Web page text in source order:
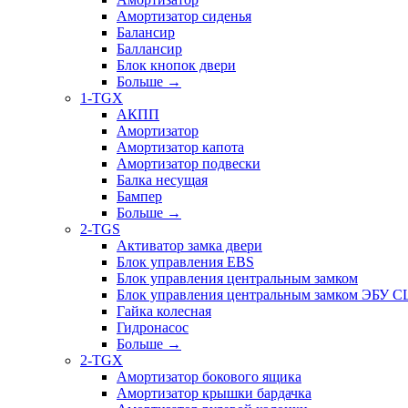
Амортизатор сиденья
Балансир
Баллансир
Блок кнопок двери
Больше →
1-TGX
АКПП
Амортизатор
Амортизатор капота
Амортизатор подвески
Балка несущая
Бампер
Больше →
2-TGS
Активатор замка двери
Блок управления EBS
Блок управления центральным замком
Блок управления центральным замком ЭБУ
Гайка колесная
Гидронасос
Больше →
2-TGX
Амортизатор бокового ящика
Амортизатор крышки бардачка